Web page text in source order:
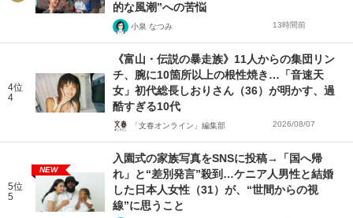
的な風潮”への苦悩
小泉 なつみ 13時間前
4位
4
《富山・伝説の暴走族》11人からの集団リン
チ、腕に10箇所以上の根性焼き…「音速天
女」初代総長しおりさん（36）が明かす、過
酷すぎる10代
「文春オンライン」編集部 2026/08/07
5位
5
NEW
入園式の家族写真をSNSに投稿→「国へ帰
れ」と“差別発言”殺到…ケニア人男性と結婚
した日本人女性（31）が、“世間からの視
線”に思うこと